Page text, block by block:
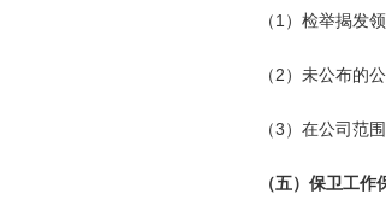
（1）检举揭发
（2）未公布的
（3）在公司范
（五）保卫工作